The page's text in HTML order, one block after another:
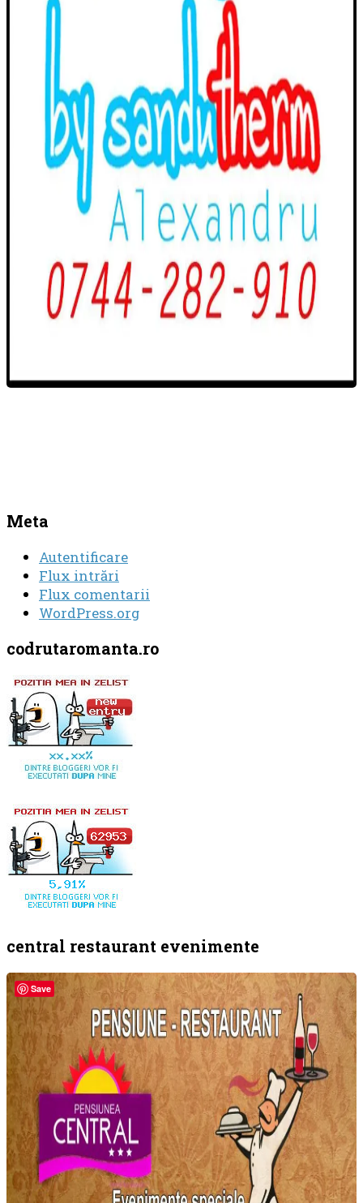
Meta
Autentificare
Flux intrări
Flux comentarii
WordPress.org
codrutaromanta.ro
central restaurant evenimente
Save